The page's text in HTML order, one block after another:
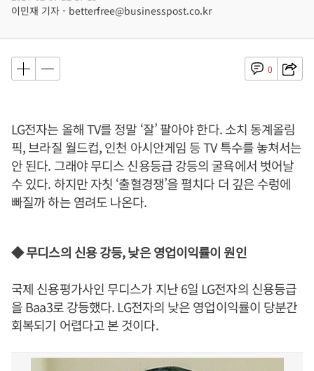
이민재 기자 - betterfree@businesspost.co.kr
0
LG전자는 올해 TV를 정말 ‘잘’ 팔아야 한다. 소치 동계올림
픽, 브라질 월드컵, 인천 아시안게임 등 TV 특수를 놓쳐서는
안 된다. 그래야 무디스 신용등급 강등의 굴욕에서 벗어날
수 있다. 하지만 자칫 ‘출혈경쟁’을 펼치다 더 깊은 수렁에
빠질까 하는 염려도 나온다.
◆ 무디스의 신용 강등, 낮은 영업이익률이 원인
국제 신용평가사인 무디스가 지난 6일 LG전자의 신용등급
을 Baa3로 강등했다. LG전자의 낮은 영업이익률이 당분간
회복되기 어렵다고 본 것이다.